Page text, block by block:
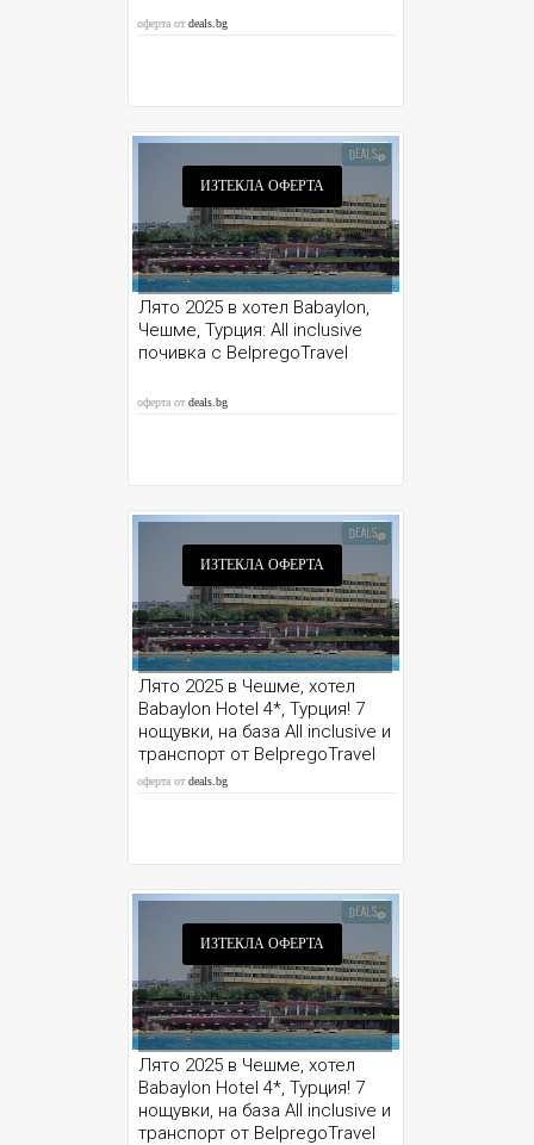
оферта отdeals.bg
ИЗТЕКЛА ОФЕРТА
Лято 2025 в хотел Babaylon,
Чешме, Турция: All inclusive
почивка с BelpregoTravel
оферта отdeals.bg
ИЗТЕКЛА ОФЕРТА
Лято 2025 в Чешме, хотел
Babаylon Hotel 4*, Турция! 7
нощувки, на база All inclusive и
транспорт от BelpregoTravel
оферта отdeals.bg
ИЗТЕКЛА ОФЕРТА
Лято 2025 в Чешме, хотел
Babаylon Hotel 4*, Турция! 7
нощувки, на база All inclusive и
транспорт от BelpregoTravel